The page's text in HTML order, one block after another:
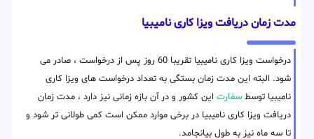
مدت زمان دریافت ویزا کاری نامیبیا
درخواست ویزا کاری نامیبیا تقریبا 60 روز پس از درخواست ، صادر می
شود. البته این مدت زمان بستگی به تعداد درخواست های ویزا کاری
نامیبیا توسط سفارت این کشور و در آن بازه زمانی نیز دارد ، مدت زمان
دریافت ویزا کاری نامیبیا در برخی موارد ممکن است کمی طولانی تر شود و
تا سه ماه نیز به طول بیانجامد.